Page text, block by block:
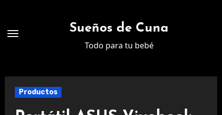
contenido
Sueños de Cuna
Todo para tu bebé
Productos